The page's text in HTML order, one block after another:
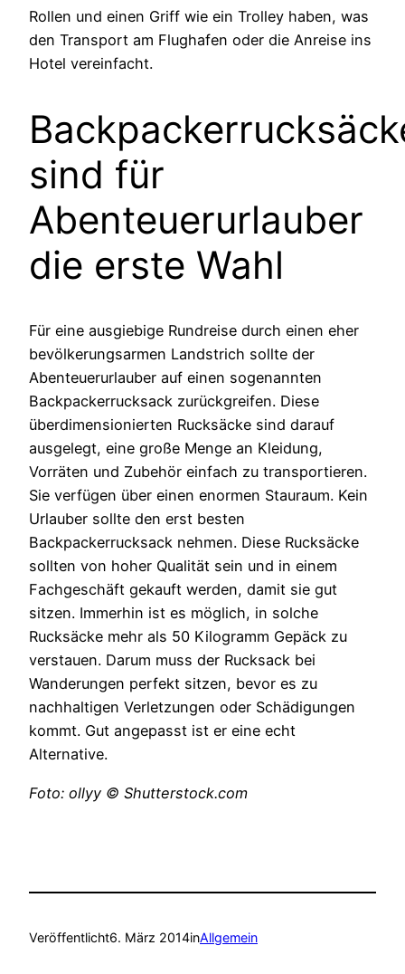
Rollen und einen Griff wie ein Trolley haben, was
den Transport am Flughafen oder die Anreise ins
Hotel vereinfacht.
sind für
Abenteuerurlauber
die erste Wahl
Für eine ausgiebige Rundreise durch einen eher
bevölkerungsarmen Landstrich sollte der
Abenteuerurlauber auf einen sogenannten
Backpackerrucksack zurückgreifen. Diese
überdimensionierten Rucksäcke sind darauf
ausgelegt, eine große Menge an Kleidung,
Vorräten und Zubehör einfach zu transportieren.
Sie verfügen über einen enormen Stauraum. Kein
Urlauber sollte den erst besten
Backpackerrucksack nehmen. Diese Rucksäcke
sollten von hoher Qualität sein und in einem
Fachgeschäft gekauft werden, damit sie gut
sitzen. Immerhin ist es möglich, in solche
Rucksäcke mehr als 50 Kilogramm Gepäck zu
verstauen. Darum muss der Rucksack bei
Wanderungen perfekt sitzen, bevor es zu
nachhaltigen Verletzungen oder Schädigungen
kommt. Gut angepasst ist er eine echt
Alternative.
Foto: ollyy © Shutterstock.com
Veröffentlicht6. März 2014inAllgemein